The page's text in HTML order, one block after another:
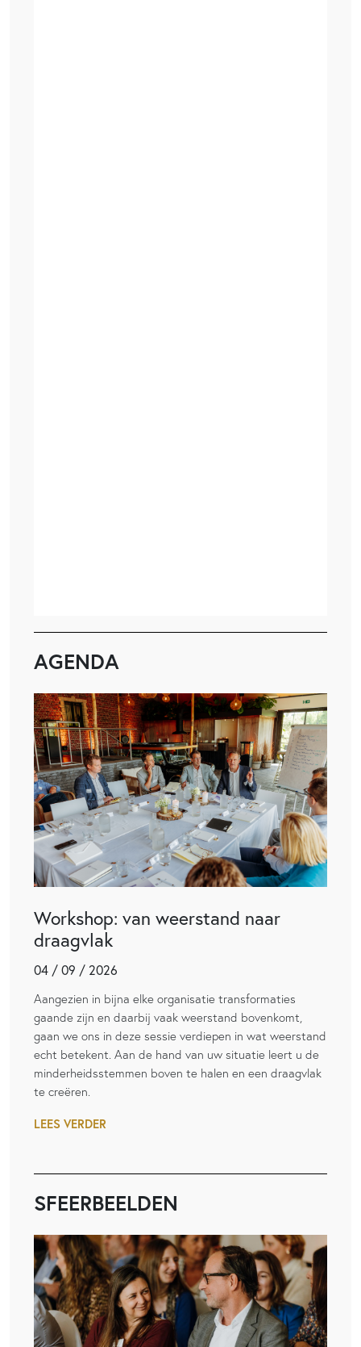
AGENDA
Workshop: van weerstand naar
draagvlak
04 / 09 / 2026
Aangezien in bijna elke organisatie transformaties
gaande zijn en daarbij vaak weerstand bovenkomt,
gaan we ons in deze sessie verdiepen in wat weerstand
echt betekent. Aan de hand van uw situatie leert u de
minderheidsstemmen boven te halen en een draagvlak
te creëren.
LEES VERDER
SFEERBEELDEN